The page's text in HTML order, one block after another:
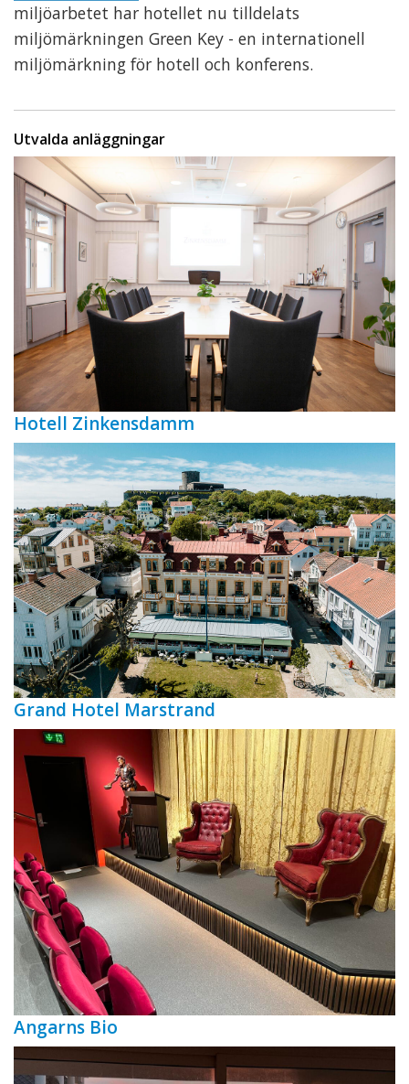
miljöarbetet har hotellet nu tilldelats
miljömärkningen Green Key - en internationell
miljömärkning för hotell och konferens.
Utvalda anläggningar
Hotell Zinkensdamm
Grand Hotel Marstrand
Angarns Bio